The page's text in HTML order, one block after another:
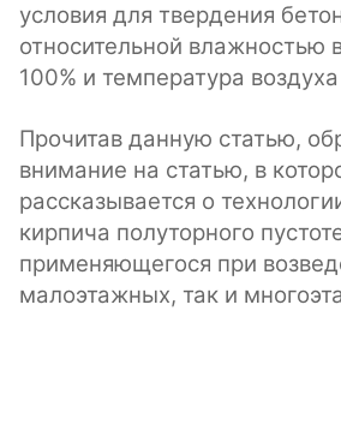
условия для твердения
относительной влажностью
100% и температура
Прочитав данную статью,
внимание на статью, в
рассказывается о
кирпича полуторного
применяющегося при
малоэтажных, так и